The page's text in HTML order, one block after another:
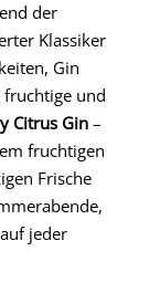
der
Klassiker
Gin
fruchtige und
Citrus Gin–
fruchtigen
Frische
jeder